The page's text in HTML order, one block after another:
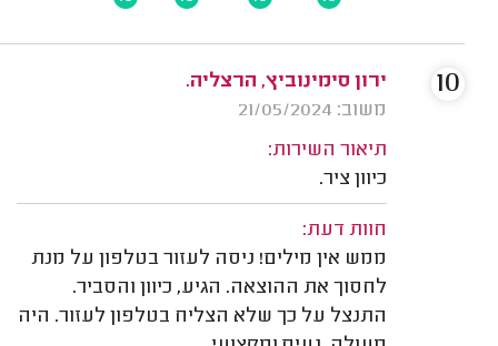
ירון סימינוביץ, הרצליה.
משוב: 21/05/2024
תיאור השירות:
כיוון ציר.
חוות דעת:
ממש אין מילים! ניסה לעזור בטלפון על מנת
לחסוך את ההוצאה. הגיע, כיוון והסביר.
התנצל על כך שלא הצליח בטלפון לעזור. היה
10